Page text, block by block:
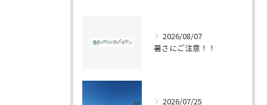
2026/08/07
暑さにご注意！！
2026/07/25